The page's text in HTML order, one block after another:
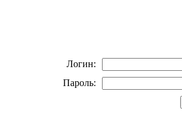
Логин:
Пароль: